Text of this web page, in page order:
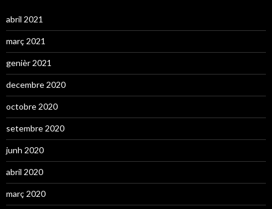
abril 2021
març 2021
genièr 2021
decembre 2020
octobre 2020
setembre 2020
junh 2020
abril 2020
març 2020